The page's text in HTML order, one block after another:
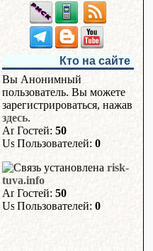
Кто на сайте
Вы Анонимный
пользователь. Вы можете
зарегистрироваться, нажав
здесь.
Гостей: 50
Пользователей: 0
risk-
tuva.info
Гостей: 50
Пользователей: 0